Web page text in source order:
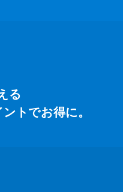
る
トでお得に。